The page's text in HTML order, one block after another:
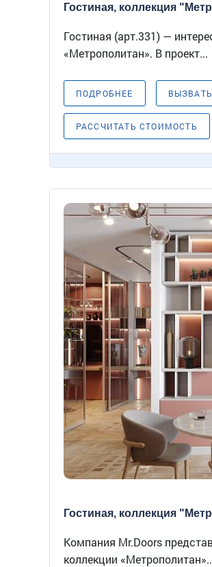
Гостиная, коллекция
Гостиная (арт.331) —
«Метрополитан». В проект...
ПОДРОБНЕЕ
РАССЧИТАТЬ СТОИМОСТЬ
Гостиная, коллекция
Компания Mr.Doors
коллекции